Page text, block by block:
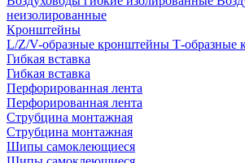
неизолированные
Кронштейны
L/Z/V-образные кронштейны Т-образные
Гибкая вставка
Гибкая вставка
Перфорированная лента
Перфорированная лента
Струбцина монтажная
Струбцина монтажная
Шипы самоклеющиеся